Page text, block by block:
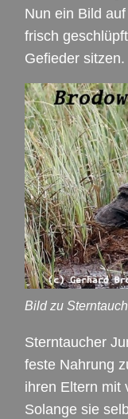
Nun ein Bild
frisch
Gefieder sitzen.
Bild zu
Sterntaucher
feste Nahrung
ihren Eltern mit
Solange sie